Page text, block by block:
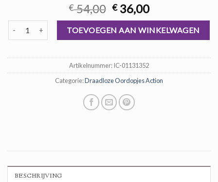
€54,00 Oorspronkelijke
prijs
was:
€ 54,00.
€36,00Huidige
prijs
is:
€ 36,00.
draadloze oordopjes action aantalTOEVOEGEN AAN WINKELWAGEN
Artikelnummer:IC-01131352
Categorie:Draadloze Oordopjes Action
BESCHRIJVING